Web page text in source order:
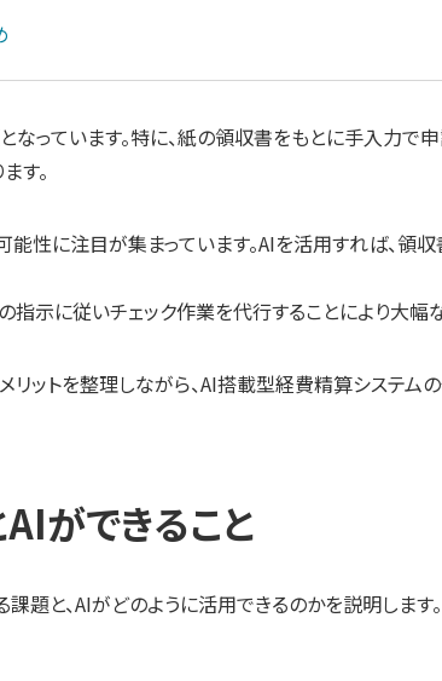
っています。特に、紙の領収書をもとに手入力
す。
性に注目が集まっています。AIを活用すれば、領
指示に従いチェック作業を代行することにより大幅
ットを整理しながら、AI搭載型経費精算システム
ができること
題と、AIがどのように活用できるのかを説明します。